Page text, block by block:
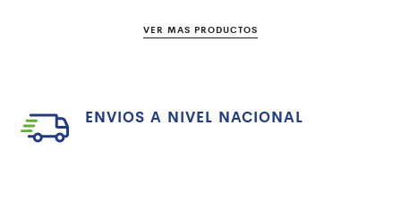
VER MAS PRODUCTOS
ENVIOS A NIVEL NACIONAL